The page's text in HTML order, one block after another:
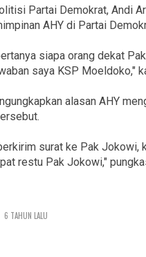
Partai Demokrat, Andi
AHY di Partai
siapa orang dekat
saya KSP Moeldoko,"
alasan AHY
surat ke Pak Jokowi,
restu Pak Jokowi,"
6 TAHUN LALU